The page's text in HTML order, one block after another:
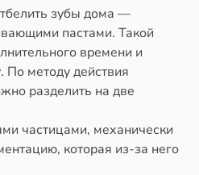
зубы дома —
пастами. Такой
времени и
По методу действия
разделить на две
частицами, механически
которая из-за него